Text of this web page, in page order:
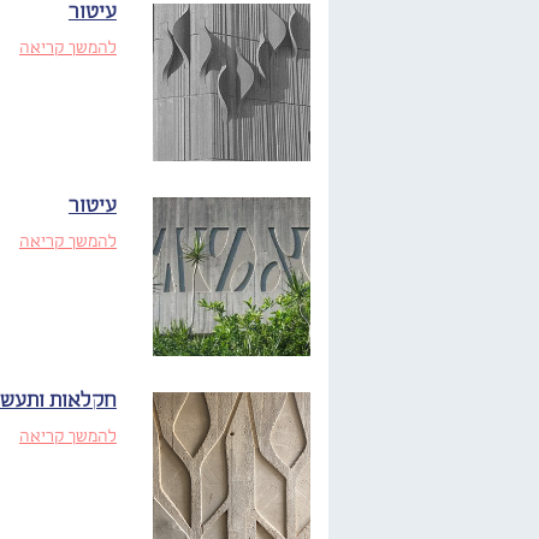
עיטור
להמשך קריאה
עיטור
להמשך קריאה
חקלאות
להמשך קריאה